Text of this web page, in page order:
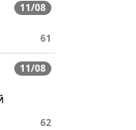
11/08
61
11/08
62